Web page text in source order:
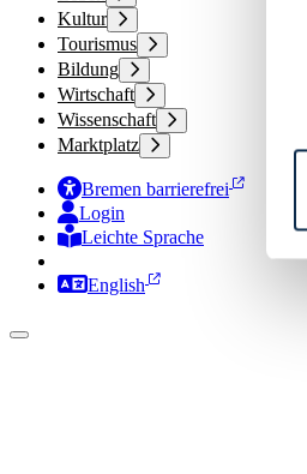
Kultur
Tourismus
Bildung
Wirtschaft
Wissenschaft
Marktplatz
Bremen barrierefrei
Login
Leichte Sprache
Zur Deutschen Gebärdensprache
English